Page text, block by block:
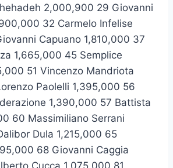
2,000,900 29 Giovanni
32 Carmelo Infelise
Capuano 1,810,000 37
1,665,000 45 Semplice
51 Vincenzo Mandriota
Paolelli 1,395,000 56
1,390,000 57 Battista
60 Massimiliano Serrani
Dula 1,215,000 65
68 Giovanni Caggia
Cucca 1,075,000 81